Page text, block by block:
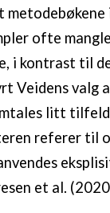
ofte
i kontrast til
Veidens valg
litt
referer til
et al.